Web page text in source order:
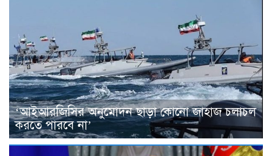
‘আইআরজিসির অনুমোদন ছাড়া কোনো জাহাজ চলাচল
করতে পারবে না’